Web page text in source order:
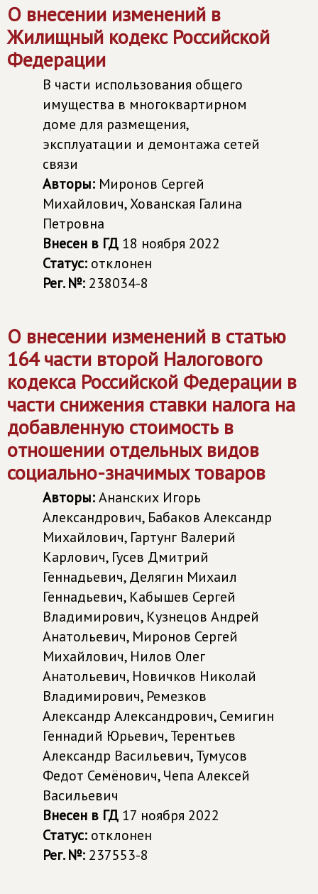
О внесении изменений в
Жилищный кодекс Российской
Федерации
В части использования общего
имущества в многоквартирном
доме для размещения,
эксплуатации и демонтажа сетей
связи
Авторы: Миронов Сергей
Михайлович, Хованская Галина
Петровна
Внесен в ГД 18 ноября 2022
Статус: отклонен
Рег. №: 238034-8
О внесении изменений в статью
164 части второй Налогового
кодекса Российской Федерации в
части снижения ставки налога на
добавленную стоимость в
отношении отдельных видов
социально-значимых товаров
Авторы:Ананских Игорь
Александрович, Бабаков Александр
Михайлович, Гартунг Валерий
Карлович, Гусев Дмитрий
Геннадьевич, Делягин Михаил
Геннадьевич, Кабышев Сергей
Владимирович, Кузнецов Андрей
Анатольевич, Миронов Сергей
Михайлович, Нилов Олег
Анатольевич, Новичков Николай
Владимирович, Ремезков
Александр Александрович, Семигин
Геннадий Юрьевич, Терентьев
Александр Васильевич, Тумусов
Федот Семёнович, Чепа Алексей
Васильевич
Внесен в ГД 17 ноября 2022
Статус: отклонен
Рег. №: 237553-8